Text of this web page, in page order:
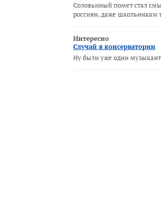
Соловьиный помет стал
россиян, даже школьникам
Интересно
Случай в консерватории
Ну были уже одни